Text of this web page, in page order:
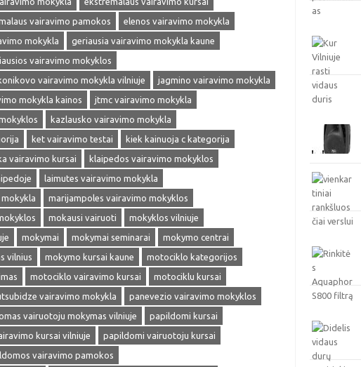
vairavimo pamokos
elenos vairavimo mokykla
mokykla
geriausia vairavimo mokykla kaune
vairavimo mokyklos
vairavimo mokykla vilniuje
jagmino vairavimo mokykla
mokykla kainos
jtmc vairavimo mokykla
kazlausko vairavimo mokykla
ket vairavimo testai
kiek kainuoja c kategorija
vairavimo kursai
klaipedos vairavimo mokyklos
laimutes vairavimo mokykla
marijampoles vairavimo mokyklos
mokausi vairuoti
mokyklos vilniuje
mokymai mokymai seminarai
mokymo centrai
vilnius mokymo kursai kaune
motociklo kategorijos
motociklo vairavimo kursai
motociklu kursai
vairavimo mokykla
panevezio vairavimo mokyklos
vairuotoju mokymas vilniuje
papildomi kursai
kursai vilniuje
papildomi vairuotoju kursai
vairavimo pamokos